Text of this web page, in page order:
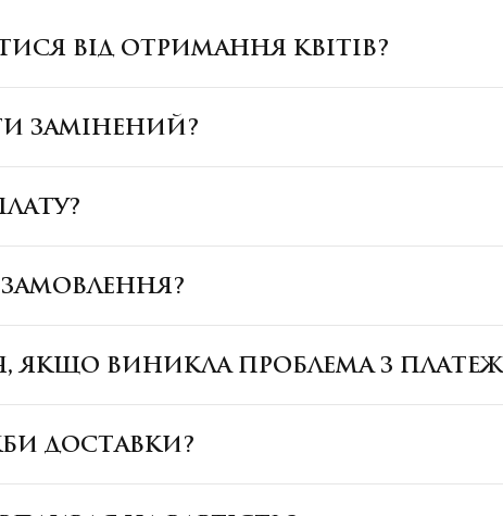
ВІД ОТРИМАННЯ КВІТІВ?
ЗАМІНЕНИЙ?
ЯКЩО ВИНИКЛА ПРОБЛЕМА З
ДОСТАВКИ?